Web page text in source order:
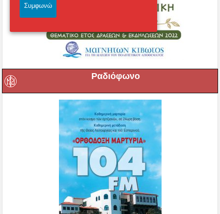
Ραδιόφωνο
Συμφωνώ